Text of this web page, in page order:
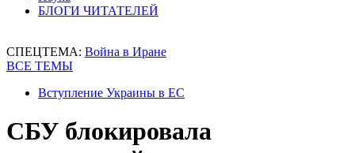
БЛОГИ ЧИТАТЕЛЕЙ
СПЕЦТЕМА: Война в Иране
ВСЕ ТЕМЫ
Вступление Украины в ЕС
СБУ блокировала